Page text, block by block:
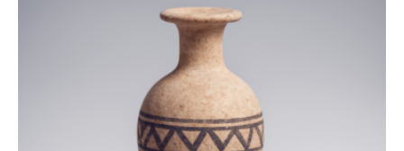
Erdatmosphäre, sondern auch das Fangen und
Speichern des Treibhausgases aus der Luft.
Dementsprechend hat auch die aktuelle
Bundesregierung in ihrem Koalitionsvertrag die
Entwicklung von CO2-Abscheidungs- und
Speicherungstechnologien als Ziel ausgegeben.
Insbesondere das sogenannte Direct Air Capture (DAC)